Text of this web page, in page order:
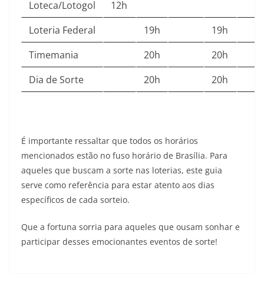
Loteca/Lotogol
12h
Loteria Federal
19h
19h
Timemania
20h
20h
Dia de Sorte
20h 20h
É importante ressaltar que todos os horários
mencionados estão no fuso horário de Brasília. Para
aqueles que buscam a sorte nas loterias, este guia
serve como referência para estar atento aos dias
específicos de cada sorteio.
Que a fortuna sorria para aqueles que ousam sonhar e
participar desses emocionantes eventos de sorte!